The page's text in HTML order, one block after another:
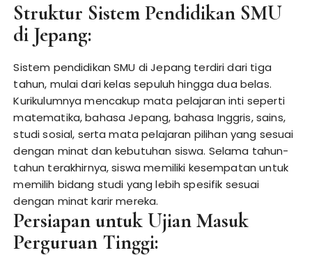
Struktur Sistem Pendidikan SMU
di Jepang:
Sistem pendidikan SMU di Jepang terdiri dari tiga
tahun, mulai dari kelas sepuluh hingga dua belas.
Kurikulumnya mencakup mata pelajaran inti seperti
matematika, bahasa Jepang, bahasa Inggris, sains,
studi sosial, serta mata pelajaran pilihan yang sesuai
dengan minat dan kebutuhan siswa. Selama tahun-
tahun terakhirnya, siswa memiliki kesempatan untuk
memilih bidang studi yang lebih spesifik sesuai
dengan minat karir mereka.
Persiapan untuk Ujian Masuk
Perguruan Tinggi: